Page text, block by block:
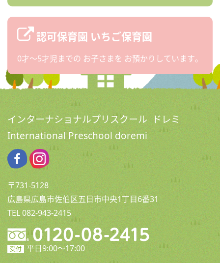
認可保育園 いちご保育園
0才〜5才児までの お子さまを お預かりしています。
インターナショナルプリスクール ドレミ
International Preschool doremi
〒731-5128
広島県広島市佐伯区五日市中央1丁目6番31
TEL 082-943-2415
受付 平日9:00〜17:00